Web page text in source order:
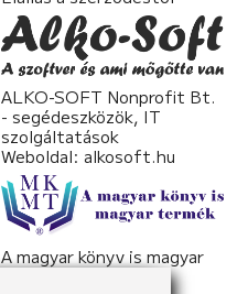
ALKO-SOFT Nonprofit Bt.
- segédeszközök, IT
szolgáltatások
Weboldal: alkosoft.hu
A magyar könyv is magyar
termék